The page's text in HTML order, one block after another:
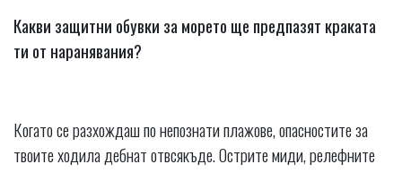
Какви защитни обувки за морето ще предпазят краката
ти от наранявания?
Когато се разхождаш по непознати плажове, опасностите за
твоите ходила дебнат отвсякъде. Острите миди, релефните